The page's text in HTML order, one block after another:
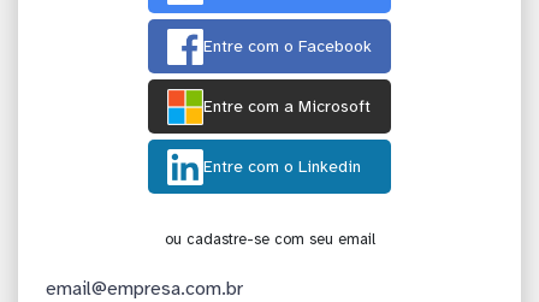
Entre com o Facebook
Entre com a Microsoft
Entre com o Linkedin
ou cadastre-se com seu email